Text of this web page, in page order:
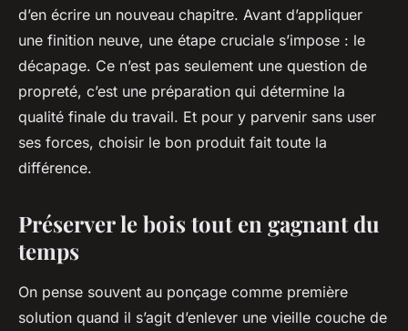
Auberte•07/06/2026 07:01•12 min de lecture
d’en écrire un nouveau chapitre. Avant d’appliquer
une finition neuve, une étape cruciale s’impose : le
décapage. Ce n’est pas seulement une question de
propreté, c’est une préparation qui détermine la
qualité finale du travail. Et pour y parvenir sans user
ses forces, choisir le bon produit fait toute la
différence.
Préserver le bois tout en gagnant du
temps
On pense souvent au ponçage comme première
solution quand il s’agit d’enlever une vieille couche de